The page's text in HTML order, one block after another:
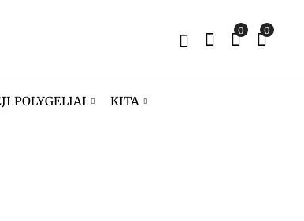
0 0
POLYGELIAI KITA